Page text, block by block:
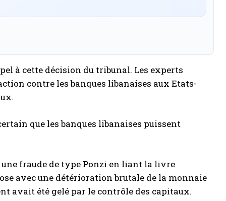
à cette décision du tribunal. Les experts
contre les banques libanaises aux Etats-
que les banques libanaises puissent
fraude de type Ponzi en liant la livre
avec une détérioration brutale de la monnaie
avait été gelé par le contrôle des capitaux.